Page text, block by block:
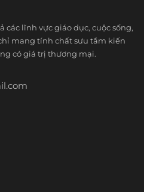
các lĩnh vực giáo dục, cuộc sống,
mang tính chất sưu tầm kiến
có giá trị thương mại.